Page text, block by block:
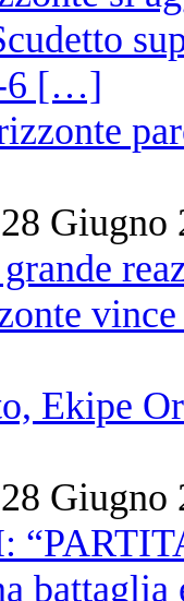
Giugno
Ekipe
Giugno